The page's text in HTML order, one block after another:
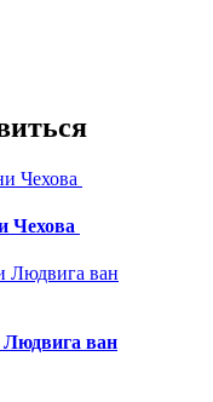
Чехова
Людвига ван